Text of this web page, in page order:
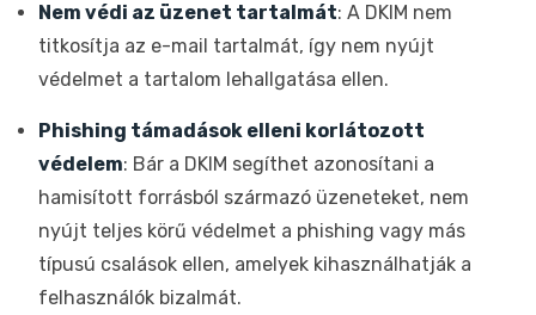
Nem védi az üzenet tartalmát: A DKIM nem
titkosítja az e-mail tartalmát, így nem nyújt
védelmet a tartalom lehallgatása ellen.
Phishing támadások elleni korlátozott
védelem: Bár a DKIM segíthet azonosítani a
hamisított forrásból származó üzeneteket, nem
nyújt teljes körű védelmet a phishing vagy más
típusú csalások ellen, amelyek kihasználhatják a
felhasználók bizalmát.